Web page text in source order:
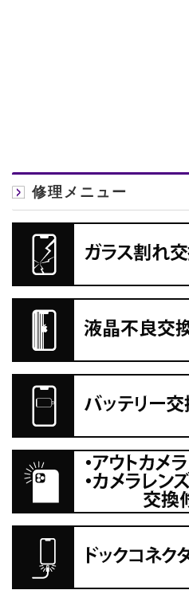
修理メニュー